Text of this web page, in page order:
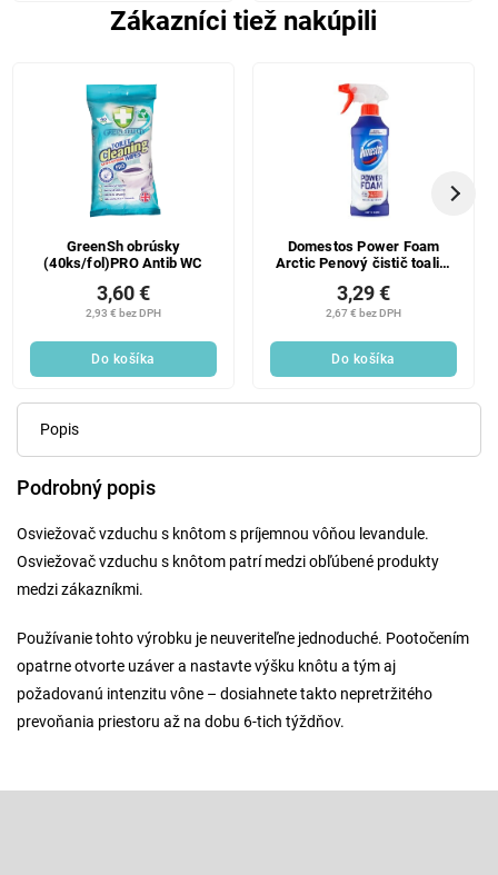
Zákazníci tiež nakúpili
GreenSh obrúsky
(40ks/fol)PRO Antib WC
2,93 € bez DPH
3,60 €
Do košíka
Domestos Power Foam
Arctic Penový čistič toaliet
2,67 € bez DPH
3,29 €
Do košíka
Popis
Podrobný popis
Osviežovač vzduchu s knôtom s príjemnou vôňou levandule.
Osviežovač vzduchu s knôtom patrí medzi obľúbené produkty
medzi zákazníkmi.
Používanie tohto výrobku je neuveriteľne jednoduché. Pootočením
opatrne otvorte uzáver a nastavte výšku knôtu a tým aj
požadovanú intenzitu vône – dosiahnete takto nepretržitého
prevoňania priestoru až na dobu 6-tich týždňov.